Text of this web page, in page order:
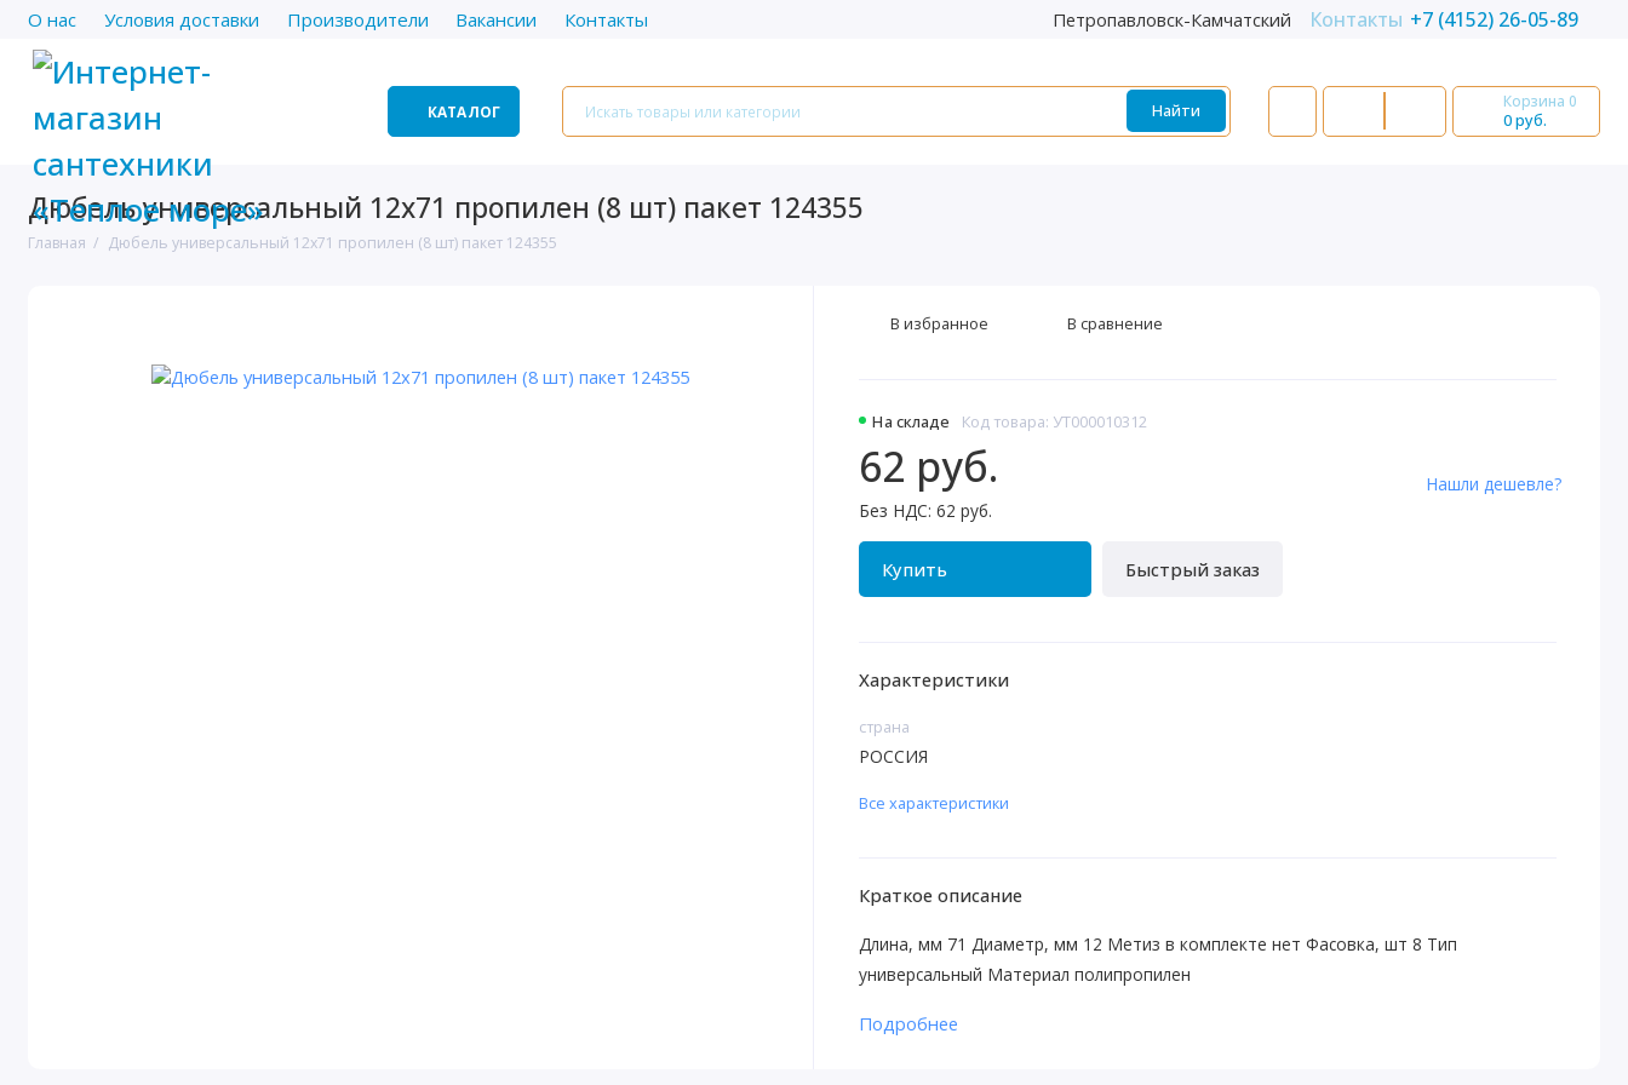
О нас Условия доставки Производители Вакансии Контакты Петропавловск-Камчатский Контакты +7 (4152) 26-05-89
КАТАЛОГ Найти Корзина 0
0 руб.
Дюбель универсальный 12х71 пропилен (8 шт) пакет 124355
Главная Дюбель универсальный 12х71 пропилен (8 шт) пакет 124355
На складе Код товара: УТ000010312
62 руб.
Без НДС: 62 руб.
Купить Быстрый заказ
Нашли дешевле?
В избранное В сравнение
Характеристики
страна
РОССИЯ
Все характеристики
Краткое описание
Длина, мм 71 Диаметр, мм 12 Метиз в комплекте нет Фасовка, шт 8 Тип
универсальный Материал полипропилен
Подробнее